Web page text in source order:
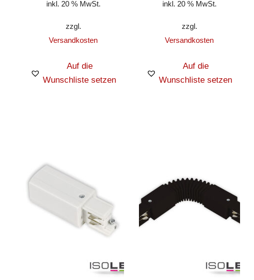
inkl. 20 % MwSt.
zzgl.
Versandkosten
Auf die
Wunschliste setzen
inkl. 20 % MwSt.
zzgl.
Versandkosten
Auf die
Wunschliste setzen